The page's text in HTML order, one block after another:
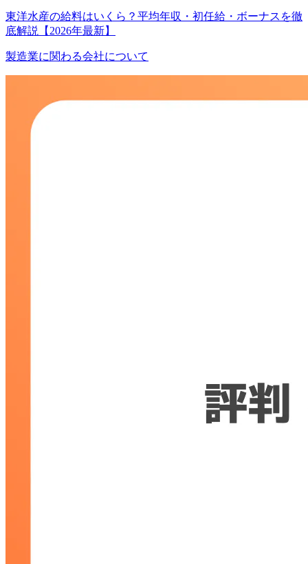
東洋水産の給料はいくら？平均年収・初任給・ボーナスを徹
底解説【2026年最新】
製造業に関わる会社について